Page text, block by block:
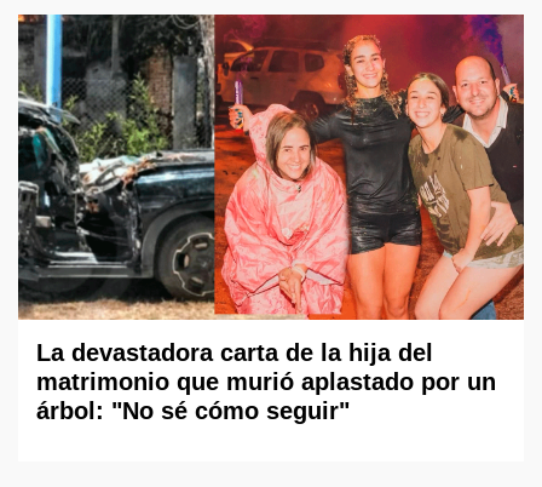
La devastadora carta de la hija del
matrimonio que murió aplastado por un
árbol: "No sé cómo seguir"